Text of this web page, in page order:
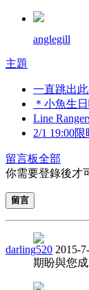
anglegill
主題
一直跳出
＊小魚生
Line
2/1 19:00
留言板全部
你需要登錄後才
留言
darling520 2015-
期盼與您